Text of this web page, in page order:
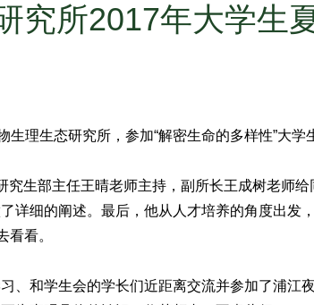
所2017年大学生
理生态研究所，参加“解密生命的多样性”大学
生部主任王晴老师主持，副所长王成树老师
详细的阐述。最后，他从人才培养的角度出发
看。
和学生会的学长们近距离交流并参加了浦江